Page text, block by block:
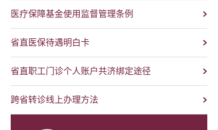
医疗保障基金使用监督管理条例
省直医保待遇明白卡
省直职工门诊个人账户共济绑定途径
跨省转诊线上办理方法